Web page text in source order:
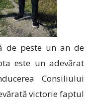
de peste un an de
este un adevărat
Consiliului
victorie faptul